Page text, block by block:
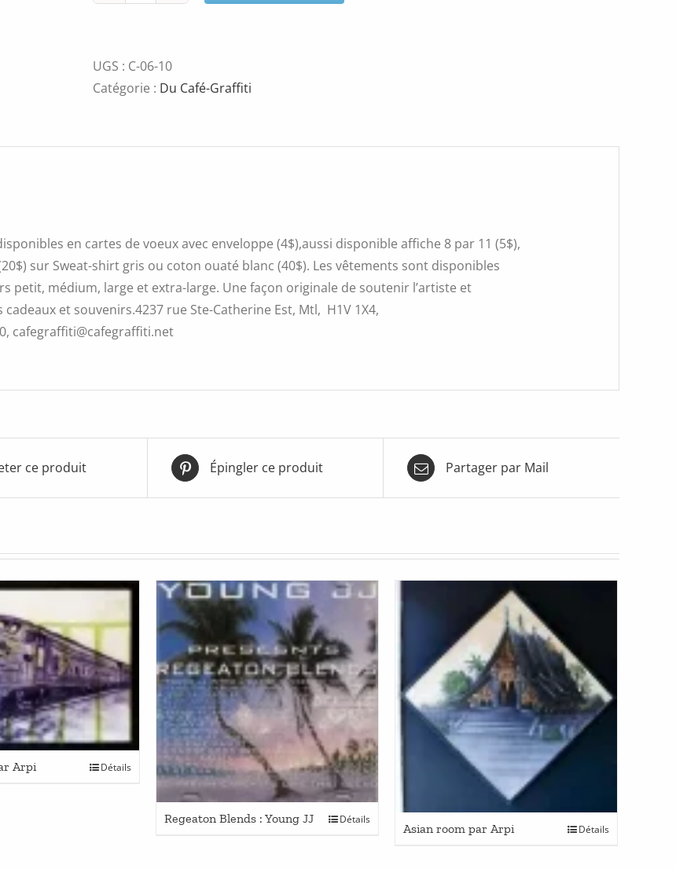
UGS : C-06-10
Catégorie : Du Café-Graffiti
en cartes de voeux avec enveloppe (4$),aussi disponible affiche 8 par 11 (5$),
sur Sweat-shirt gris ou coton ouaté blanc (40$). Les vêtements sont disponibles
petit, médium, large et extra-large. Une façon originale de soutenir l’artiste et
et souvenirs.4237 rue Ste-Catherine Est, Mtl, H1V 1X4,
cafegraffiti@cafegraffiti.net
ce produit Épingler ce produit Partager par Mail
Arpi Détails
Regeaton Blends : Young JJ Détails
Asian room par Arpi Détails